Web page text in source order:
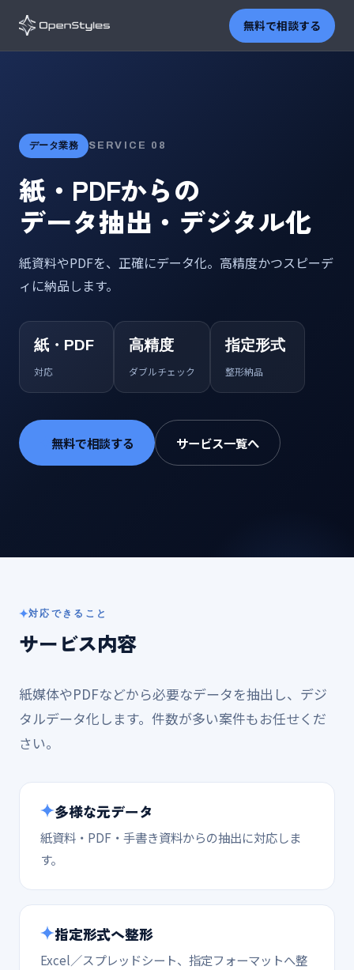
無料で相談する
データ業務 SERVICE 08
紙・PDFからの
データ抽出・デジタル化
紙資料やPDFを、正確にデータ化。高精度かつスピーデ
ィに納品します。
紙・PDF
対応
高精度
ダブルチェック
指定形式
整形納品
無料で相談する サービス一覧へ
対応できること
サービス内容
紙媒体やPDFなどから必要なデータを抽出し、デジ
タルデータ化します。件数が多い案件もお任せくだ
さい。
多様な元データ
紙資料・PDF・手書き資料からの抽出に対応しま
す。
指定形式へ整形
Excel／スプレッドシート、指定フォーマットへ整